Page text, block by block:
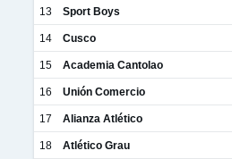
13 Sport Boys
14 Cusco
15 Academia Cantolao
16 Unión Comercio
17 Alianza Atlético
18 Atlético Grau